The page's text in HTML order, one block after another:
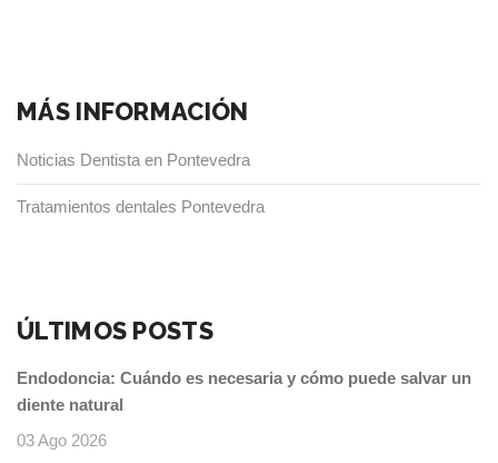
Odontológica
Mareque”
MÁS INFORMACIÓN
Noticias Dentista en Pontevedra
Tratamientos dentales Pontevedra
ÚLTIMOS POSTS
Endodoncia: Cuándo es necesaria y cómo puede salvar un
diente natural
03 Ago 2026